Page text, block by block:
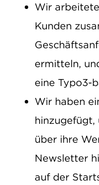
Wir
Kunden
ermitteln,
eine Typo3-
Wir haben
hinzugefügt,
über ihre
Newsletter
auf der